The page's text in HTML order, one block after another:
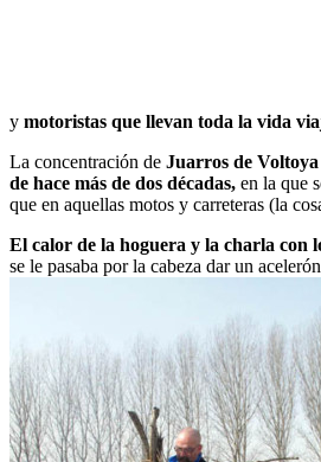
y motoristas que llevan toda la vida
La concentración de Juarros de
de hace más de dos décadas, en la que
que en aquellas motos y carreteras (la
El calor de la hoguera y la charla con
se le pasaba por la cabeza dar un